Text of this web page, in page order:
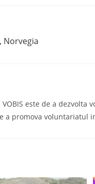
Norvegia
VOBIS este de a
a promova voluntariatul